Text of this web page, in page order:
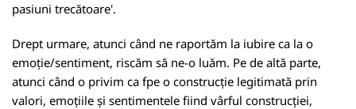
pasiuni trecătoare'.
Drept urmare, atunci când ne raportăm la iubire ca la o
emoție/sentiment, riscăm să ne-o luăm. Pe de altă parte,
atunci când o privim ca fpe o construcție legitimată prin
valori, emoțiile și sentimentele fiind vârful construcției,